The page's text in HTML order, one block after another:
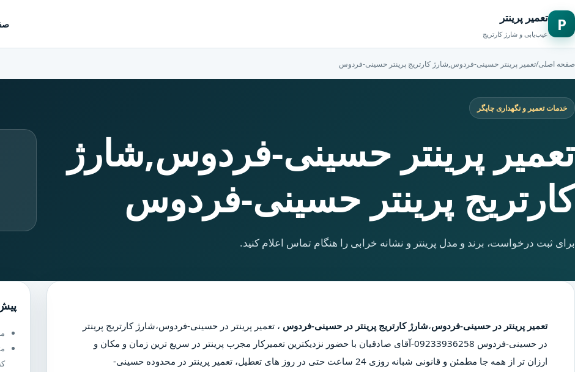
P تعمیر پرینتر
عیب‌یابی و شارژ کارتریج
صفحه اصلی/تعمیر پرینتر حسینی-فردوس,شارژ کارتریج پرینتر حسینی-فردوس
خدمات تعمیر و نگهداری چاپگر
تعمیر پرینتر حسینی-فردوس,شارژ
کارتریج پرینتر حسینی-فردوس
برای ثبت درخواست، برند و مدل پرینتر و نشانه خرابی را هنگام تماس اعلام کنید.
تعمیر پرینتر در حسینی-فردوس،شارژ کارتریج پرینتر در حسینی-فردوس ، تعمیر پرینتر در حسینی-فردوس،شارژ کارتریج پرینتر
در حسینی-فردوس
09233936258-آقای صادقیان با حضور نزدیکترین تعمیرکار مجرب پرینتر در سریع ترین زمان و مکان و
ارزان تر از همه جا مطمئن و قانونی شبانه روزی 24 ساعت حتی در روز های تعطیل، تعمیر پرینتر در محدوده حسینی-